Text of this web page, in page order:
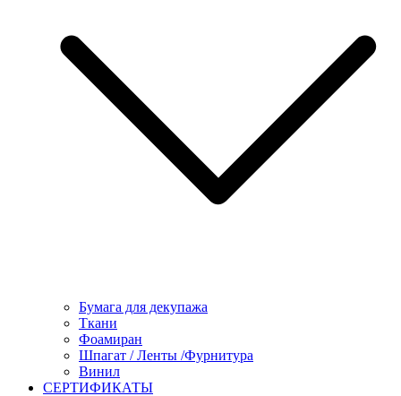
Бумага для декупажа
Ткани
Фоамиран
Шпагат / Ленты /Фурнитура
Винил
СЕРТИФИКАТЫ